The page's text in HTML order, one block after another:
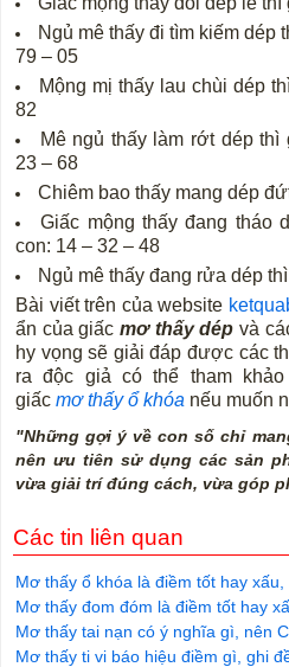
Ngủ mê thấy đi tìm kiếm dép
79 – 05
Mộng mị thấy lau chùi dép
82
Mê ngủ thấy làm rớt dép thì
23 – 68
Chiêm bao thấy mang dép
Giấc mộng thấy đang tháo
con: 14 – 32 – 48
Ngủ mê thấy đang rửa dép
Bài viết trên của website
ẩn của giấcmơ thấy dépvà
hy vọng sẽ giải đáp được các
ra độc giả có thể tham
giấc mơ thấy ổ khóa nếu muốn
"Những gợi ý về con số chỉ
nên ưu tiên sử dụng các sản
vừa giải trí đúng cách, vừa góp
Các tin liên quan
Mơ thấy ổ khóa là điềm tốt hay
Mơ thấy đom đóm là điềm tốt hay
Mơ thấy tai nạn có ý nghĩa gì, nên
Mơ thấy ti vi báo hiệu điềm gì, ghi